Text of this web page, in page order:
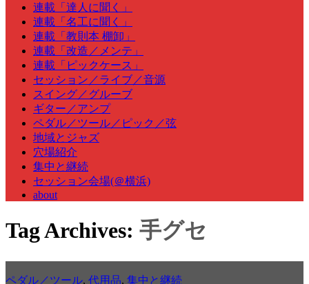
content連載「達人に聞く」
連載「名工に聞く」
連載「教則本 棚卸」
連載「改造／メンテ」
連載「ピックケース」
セッション／ライブ／音源
スイング／グルーブ
ギター／アンプ
ペダル／ツール／ピック／弦
地域とジャズ
穴場紹介
集中と継続
セッション会場(＠横浜)
about
Tag Archives: 手グセ
ペダル／ツール, 代用品, 集中と継続